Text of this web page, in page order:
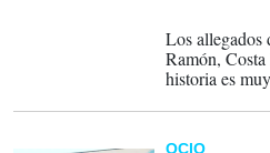
Los allegados
Ramón,
historia es
OCIO